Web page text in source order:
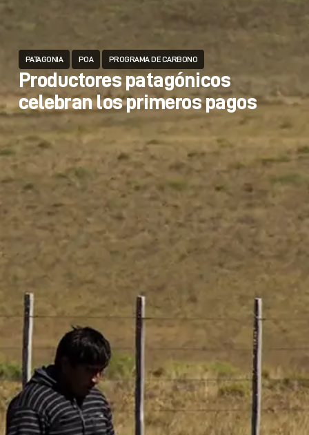
PATAGONIA POA PROGRAMA DE CARBONO
Productores patagónicos
celebran los primeros pagos